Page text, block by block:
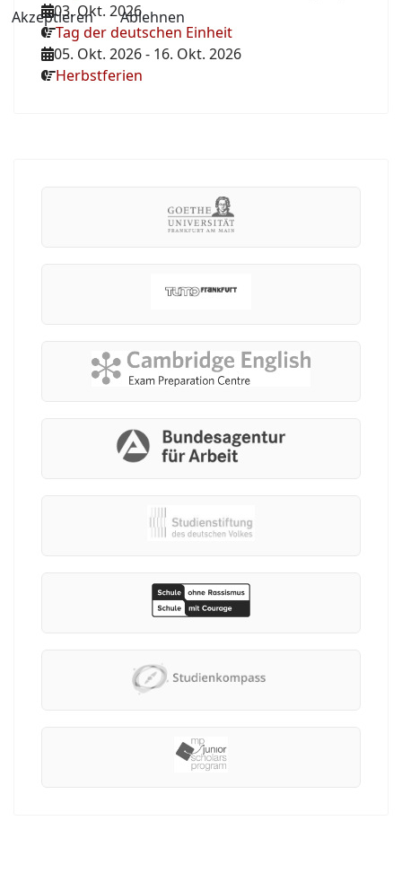
03. Okt. 2026
Tag der deutschen Einheit
05. Okt. 2026- 16. Okt. 2026
Herbstferien
Akzeptieren
Ablehnen